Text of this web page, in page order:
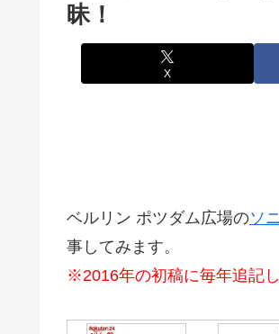
昧！
X
ベルリン ポツダム広場のソ
事してみます。
※2016年の初稿に毎年追記し